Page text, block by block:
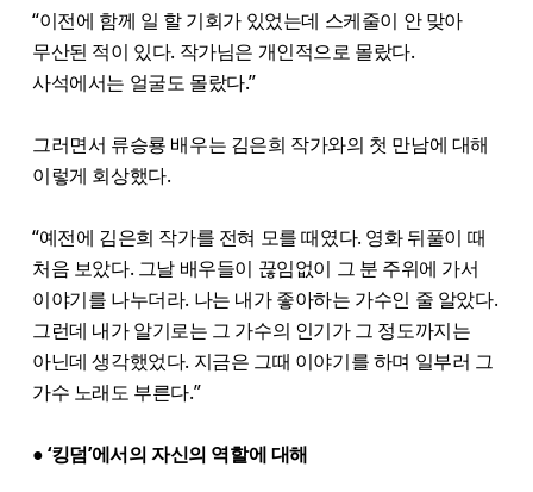
“이전에 함께 일 할 기회가 있었는데 스케줄이 안 맞아
무산된 적이 있다. 작가님은 개인적으로 몰랐다.
사석에서는 얼굴도 몰랐다.”
그러면서 류승룡 배우는 김은희 작가와의 첫 만남에 대해
이렇게 회상했다.
“예전에 김은희 작가를 전혀 모를 때였다. 영화 뒤풀이 때
처음 보았다. 그날 배우들이 끊임없이 그 분 주위에 가서
이야기를 나누더라. 나는 내가 좋아하는 가수인 줄 알았다.
그런데 내가 알기로는 그 가수의 인기가 그 정도까지는
아닌데 생각했었다. 지금은 그때 이야기를 하며 일부러 그
가수 노래도 부른다.”
● ‘킹덤’에서의 자신의 역할에 대해